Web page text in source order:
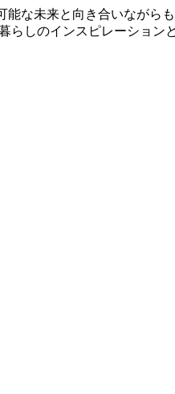
能な未来と向き合いなが
らしのインスピレーショ